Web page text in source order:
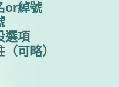
綽號
項
可略）